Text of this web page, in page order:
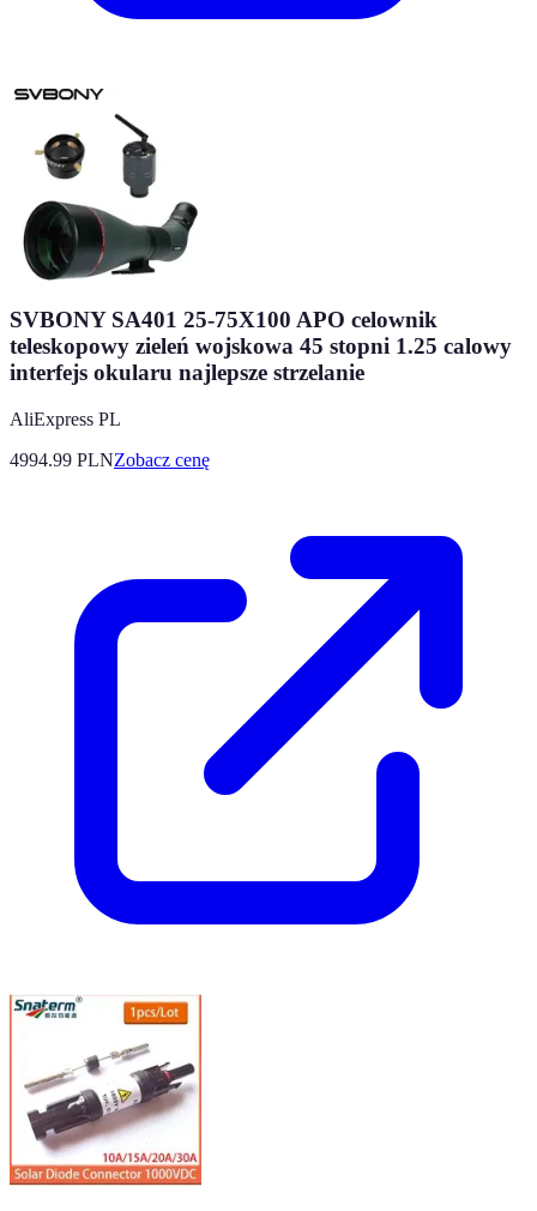
SVBONY SA401 25-75X100 APO celownik
teleskopowy zieleń wojskowa 45 stopni 1.25 calowy
interfejs okularu najlepsze strzelanie
AliExpress PL
4994.99 PLNZobacz cenę